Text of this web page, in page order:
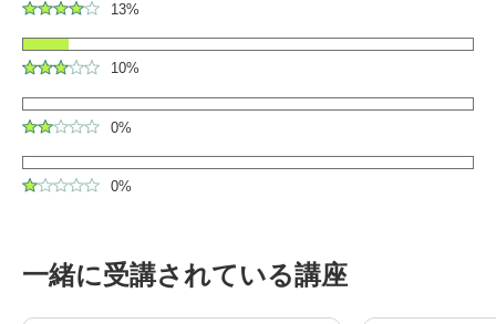
13%
10%
0%
0%
一緒に受講されている講座